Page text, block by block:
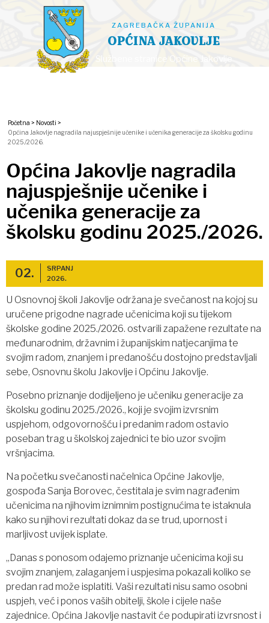
ZAGREBAČKA ŽUPANIJA
OPĆINA JAKOVLJE
Početna > Novosti >
Općina Jakovlje nagradila najuspješnije učenike i učenika generacije za školsku godinu
2025./2026.
Općina Jakovlje nagradila
najuspješnije učenike i
učenika generacije za
školsku godinu 2025./2026.
02.
SRPANJ
2026.
U Osnovnoj školi Jakovlje održana je svečanost na kojoj su
uručene prigodne nagrade učenicima koji su tijekom
školske godine 2025./2026. ostvarili zapažene rezultate na
međunarodnim, državnim i županijskim natjecanjima te
svojim radom, znanjem i predanošću dostojno predstavljali
sebe, Osnovnu školu Jakovlje i Općinu Jakovlje.
Posebno priznanje dodijeljeno je učeniku generacije za
školsku godinu 2025./2026., koji je svojim izvrsnim
uspjehom, odgovornošću i predanim radom ostavio
poseban trag u školskoj zajednici te bio uzor svojim
vršnjacima.
Na početku svečanosti načelnica Općine Jakovlje,
gospođa Sanja Borovec, čestitala je svim nagrađenim
učenicima na njihovim iznimnim postignućima te istaknula
kako su njihovi rezultati dokaz da se trud, upornost i
marljivost uvijek isplate.
„Danas s ponosom odajemo priznanje učenicima koji su
svojim znanjem, zalaganjem i uspjesima pokazali koliko se
predan rad može isplatiti. Vaši rezultati nisu samo osobni
uspjeh, već i ponos vaših obitelji, škole i cijele naše
zajednice. Općina Jakovlje nastavit će podupirati izvrsnost i